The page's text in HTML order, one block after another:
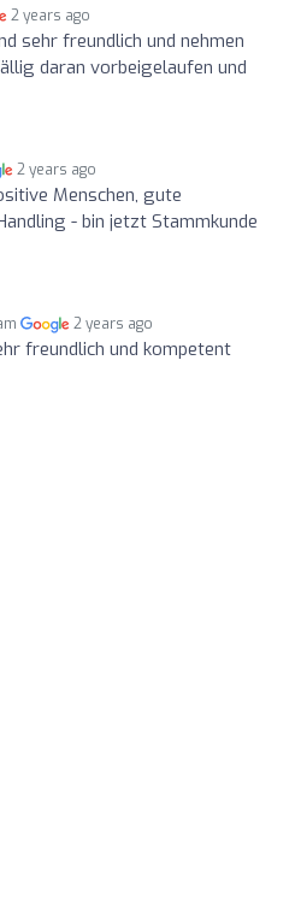
2 years ago
sehr freundlich und nehmen
daran vorbeigelaufen und
2 years ago
Menschen, gute
- bin jetzt Stammkunde
2 years ago
freundlich und kompetent